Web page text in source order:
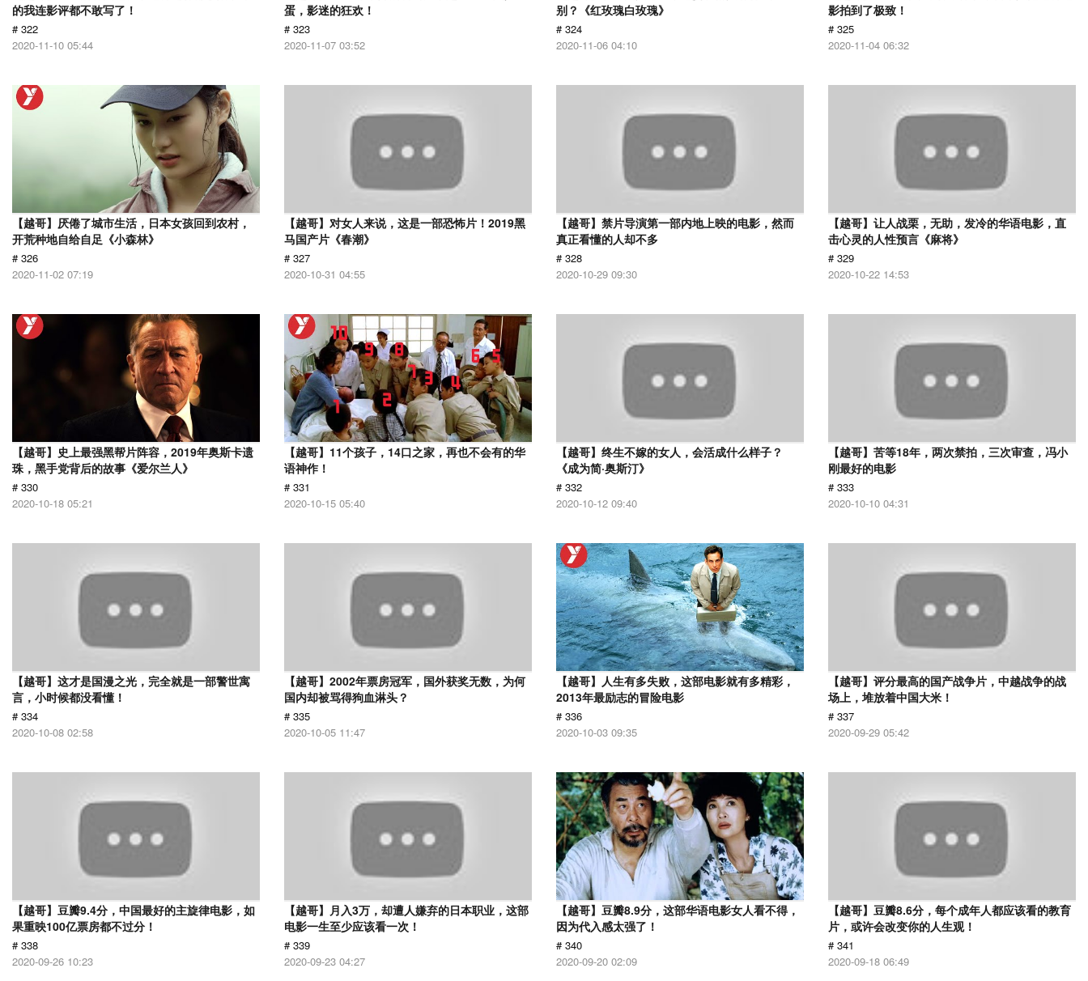
的我连影评都不敢写了！
# 322
2020-11-10 05:44
蛋，影迷的狂欢！
# 323
2020-11-07 03:52
别？《红玫瑰白玫瑰》
# 324
2020-11-06 04:10
影拍到了极致！
# 325
2020-11-04 06:32
【越哥】厌倦了城市生活，日本女孩回到农村，
开荒种地自给自足《小森林》
# 326
2020-11-02 07:19
【越哥】对女人来说，这是一部恐怖片！2019黑
马国产片《春潮》
# 327
2020-10-31 04:55
【越哥】禁片导演第一部内地上映的电影，然而
真正看懂的人却不多
# 328
2020-10-29 09:30
【越哥】让人战栗，无助，发冷的华语电影，直
击心灵的人性预言《麻将》
# 329
2020-10-22 14:53
【越哥】史上最强黑帮片阵容，2019年奥斯卡遗
珠，黑手党背后的故事《爱尔兰人》
# 330
2020-10-18 05:21
【越哥】11个孩子，14口之家，再也不会有的华
语神作！
# 331
2020-10-15 05:40
【越哥】终生不嫁的女人，会活成什么样子？
《成为简·奥斯汀》
# 332
2020-10-12 09:40
【越哥】苦等18年，两次禁拍，三次审查，冯小
刚最好的电影
# 333
2020-10-10 04:31
【越哥】这才是国漫之光，完全就是一部警世寓
言，小时候都没看懂！
# 334
2020-10-08 02:58
【越哥】2002年票房冠军，国外获奖无数，为何
国内却被骂得狗血淋头？
# 335
2020-10-05 11:47
【越哥】人生有多失败，这部电影就有多精彩，
2013年最励志的冒险电影
# 336
2020-10-03 09:35
【越哥】评分最高的国产战争片，中越战争的战
场上，堆放着中国大米！
# 337
2020-09-29 05:42
【越哥】豆瓣9.4分，中国最好的主旋律电影，如
果重映100亿票房都不过分！
# 338
2020-09-26 10:23
【越哥】月入3万，却遭人嫌弃的日本职业，这部
电影一生至少应该看一次！
# 339
2020-09-23 04:27
【越哥】豆瓣8.9分，这部华语电影女人看不得，
因为代入感太强了！
# 340
2020-09-20 02:09
【越哥】豆瓣8.6分，每个成年人都应该看的教育
片，或许会改变你的人生观！
# 341
2020-09-18 06:49